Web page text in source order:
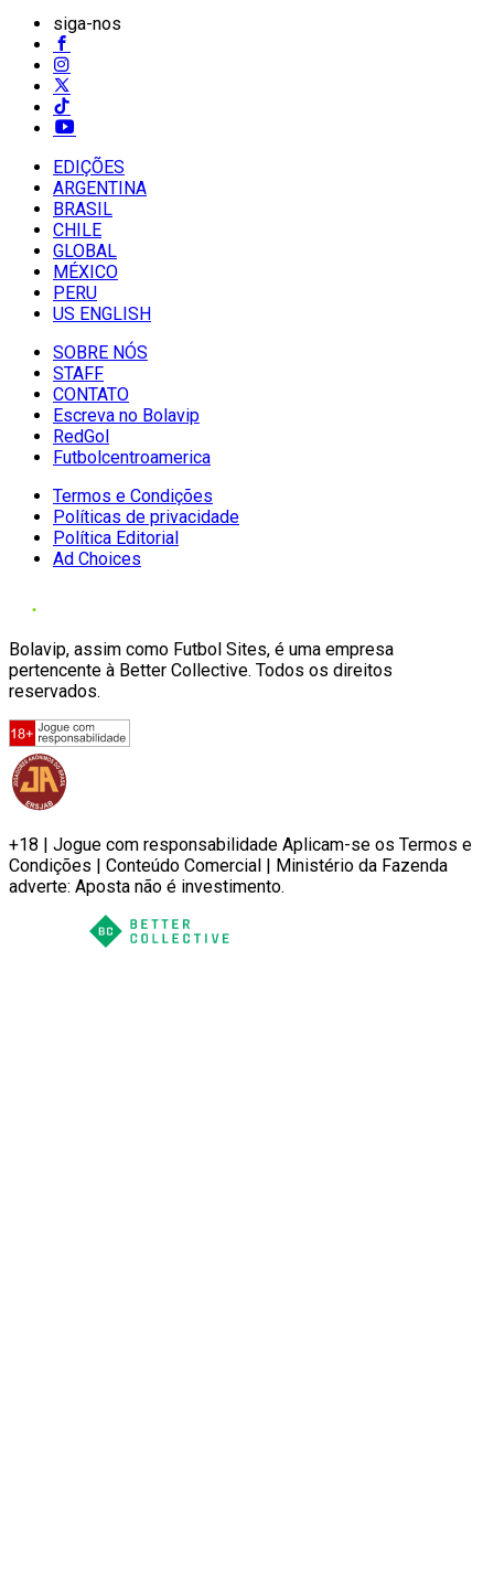
siga-nos
EDIÇÕES
ARGENTINA
BRASIL
CHILE
GLOBAL
MÉXICO
PERU
US ENGLISH
SOBRE NÓS
STAFF
CONTATO
Escreva no Bolavip
RedGol
Futbolcentroamerica
Termos e Condições
Políticas de privacidade
Política Editorial
Ad Choices
Bolavip, assim como Futbol Sites, é uma empresa
pertencente à Better Collective. Todos os direitos
reservados.
+18 | Jogue com responsabilidade Aplicam-se os Termos e
Condições | Conteúdo Comercial | Ministério da Fazenda
adverte: Aposta não é investimento.